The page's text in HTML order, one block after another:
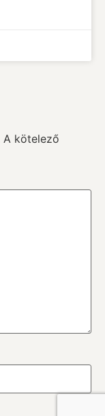
A kötelező